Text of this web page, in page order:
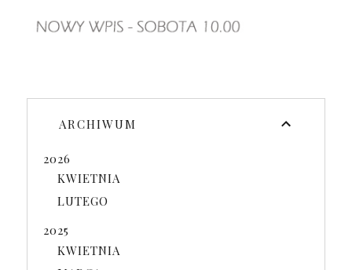
ARCHIWUM
2026
KWIETNIA
LUTEGO
2025
KWIETNIA